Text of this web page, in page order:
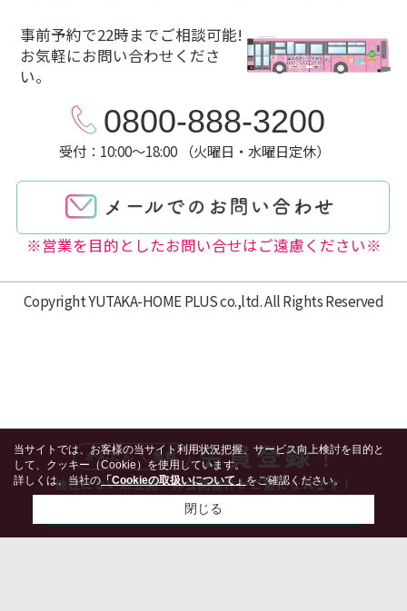
事前予約で22時までご相談可能!
お気軽にお問い合わせくださ
い。
0800-888-3200
受付：10:00～18:00 （火曜日・水曜日定休）
※営業を目的としたお問い合せはご遠慮ください※
Copyright YUTAKA-HOME PLUS co.,ltd. All Rights Reserved
当サイトでは、お客様の当サイト利用状況把握、サービス向上検討を目的と
して、クッキー（Cookie）を使用しています。
詳しくは、当社の「Cookieの取扱いについて」をご確認ください。
閉じる